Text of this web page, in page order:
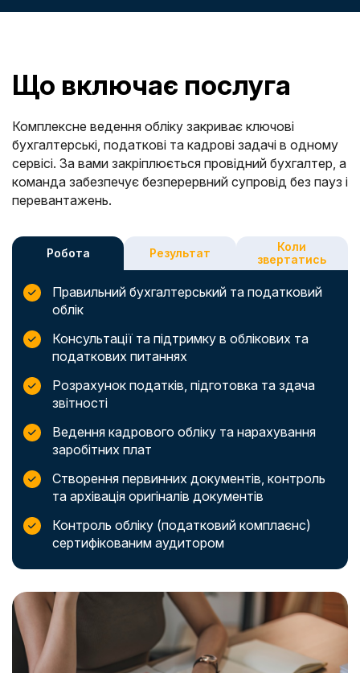
Що включає послуга
Комплексне ведення обліку закриває ключові
бухгалтерські, податкові та кадрові задачі в одному
сервісі. За вами закріплюється провідний бухгалтер, а
команда забезпечує безперервний супровід без пауз і
перевантажень.
Робота Результат
Коли
звертатись
Правильний бухгалтерський та податковий
облік
Консультації та підтримку в облікових та
податкових питаннях
Розрахунок податків, підготовка та здача
звітності
Ведення кадрового обліку та нарахування
заробітних плат
Створення первинних документів, контроль
та архівація оригіналів документів
Контроль обліку (податковий комплаєнс)
сертифікованим аудитором